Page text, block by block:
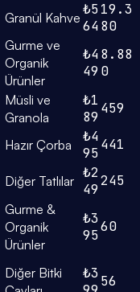
Granül Kahve ₺5
64
19.3
80
Gurme ve
Organik
Ürünler
₺4
49
8.88
0
Müsli ve
Granola
₺1
89
459
Hazır Çorba
₺4
95
441
Diğer Tatlılar ₺2
49
245
Gurme &
Organik
Ürünler
₺3
95
60
Diğer Bitki
₺356